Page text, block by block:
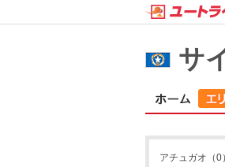
サ
アチュガオ （0）